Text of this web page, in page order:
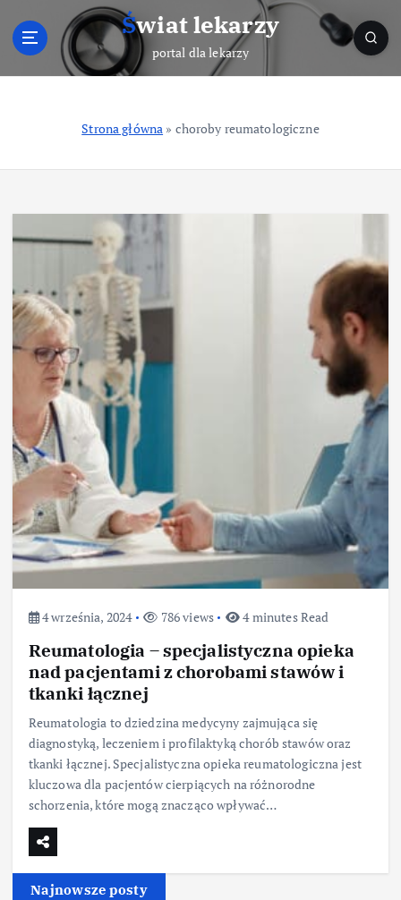
n
Świat lekarzy
portal dla lekarzy
Strona główna » choroby reumatologiczne
4 września, 2024 786 views 4 minutes Read
Reumatologia – specjalistyczna opieka
nad pacjentami z chorobami stawów i
tkanki łącznej
Reumatologia to dziedzina medycyny zajmująca się
diagnostyką, leczeniem i profilaktyką chorób stawów oraz
tkanki łącznej. Specjalistyczna opieka reumatologiczna jest
kluczowa dla pacjentów cierpiących na różnorodne
schorzenia, które mogą znacząco wpływać…
Najnowsze posty